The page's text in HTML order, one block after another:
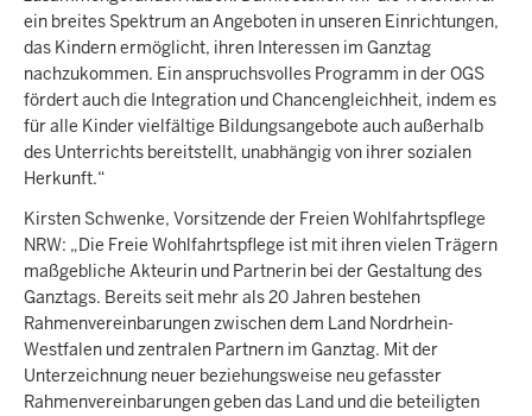
ein breites Spektrum an Angeboten in unseren Einrichtungen,
das Kindern ermöglicht, ihren Interessen im Ganztag
nachzukommen. Ein anspruchsvolles Programm in der OGS
fördert auch die Integration und Chancengleichheit, indem es
für alle Kinder vielfältige Bildungsangebote auch außerhalb
des Unterrichts bereitstellt, unabhängig von ihrer sozialen
Herkunft.“
Kirsten Schwenke, Vorsitzende der Freien Wohlfahrtspflege
NRW: „Die Freie Wohlfahrtspflege ist mit ihren vielen Trägern
maßgebliche Akteurin und Partnerin bei der Gestaltung des
Ganztags. Bereits seit mehr als 20 Jahren bestehen
Rahmenvereinbarungen zwischen dem Land Nordrhein-
Westfalen und zentralen Partnern im Ganztag. Mit der
Unterzeichnung neuer beziehungsweise neu gefasster
Rahmenvereinbarungen geben das Land und die beteiligten